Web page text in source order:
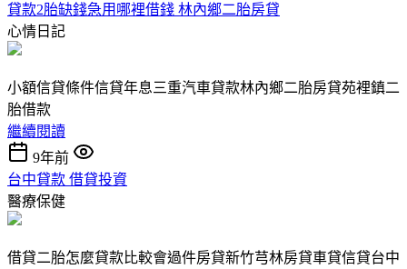
貸款2胎缺錢急用哪裡借錢 林內鄉二胎房貸
心情日記
小額信貸條件信貸年息三重汽車貸款林內鄉二胎房貸苑裡鎮二
胎借款
繼續閱讀
9年前
台中貸款 借貸投資
醫療保健
借貸二胎怎麼貸款比較會過件房貸新竹芎林房貸車貸信貸台中